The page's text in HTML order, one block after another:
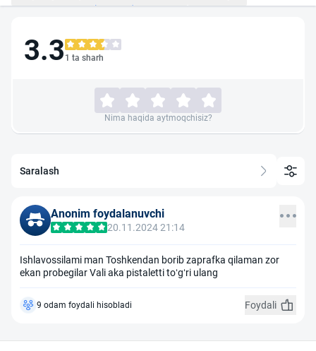
3.3 1 ta sharh
Nima haqida aytmoqchisiz?
Saralash
Anonim foydalanuvchi
20.11.2024 21:14
Ishlavossilami man Toshkendan borib zaprafka qilaman zor
ekan probegilar Vali aka pistaletti toʻgʻri ulang
Foydali
9 odam foydali hisobladi